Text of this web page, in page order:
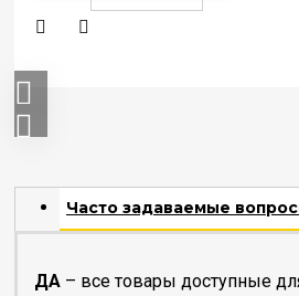
Часто задаваемые
ДА – все товары доступные